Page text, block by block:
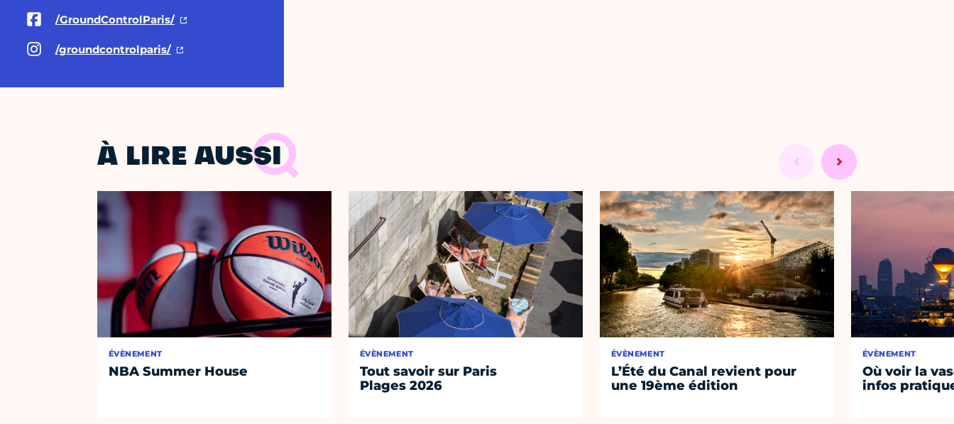
/GroundControlParis/
/groundcontrolparis/
À LIRE AUSSI
ÉVÈNEMENT
NBA Summer House
ÉVÈNEMENT
Tout savoir sur Paris
Plages 2026
ÉVÈNEMENT
L’Été du Canal revient pour
une 19ème édition
ÉVÈNEMENT
Où voir la
infos